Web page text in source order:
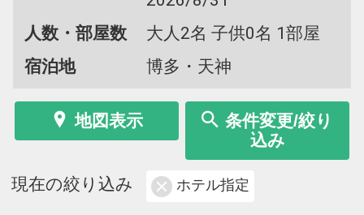
人数・部屋数
大人2名 子供0名 1部屋
宿泊地
博多・天神
地図表示
条件変更/絞り
込み
現在の絞り込み ホテル指定